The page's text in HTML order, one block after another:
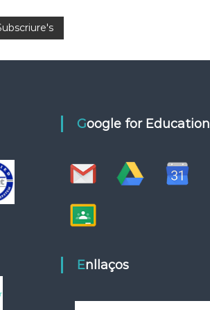
Google for Education
Enllaços